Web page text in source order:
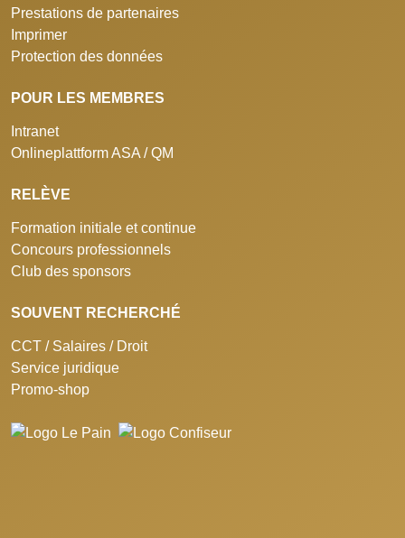
Prestations de partenaires
Imprimer
Protection des données
POUR LES MEMBRES
Intranet
Onlineplattform ASA / QM
RELÈVE
Formation initiale et continue
Concours professionnels
Club des sponsors
SOUVENT RECHERCHÉ
CCT / Salaires / Droit
Service juridique
Promo-shop